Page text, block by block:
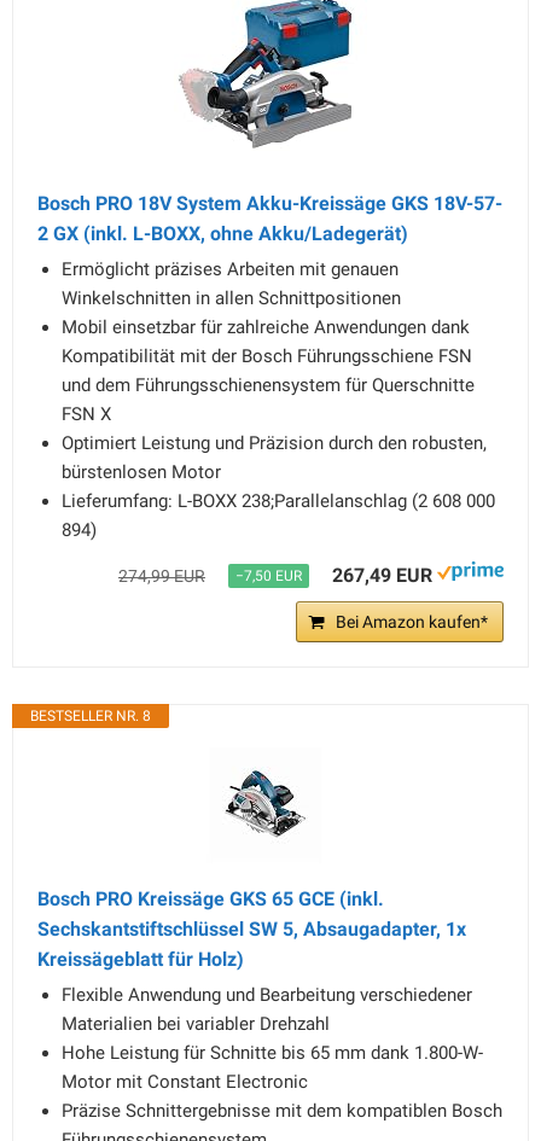
Bosch PRO 18V System Akku-Kreissäge GKS 18V-57-
2 GX (inkl. L-BOXX, ohne Akku/Ladegerät)
Ermöglicht präzises Arbeiten mit genauen
Winkelschnitten in allen Schnittpositionen
Mobil einsetzbar für zahlreiche Anwendungen dank
Kompatibilität mit der Bosch Führungsschiene FSN
und dem Führungsschienensystem für Querschnitte
FSN X
Optimiert Leistung und Präzision durch den robusten,
bürstenlosen Motor
Lieferumfang: L-BOXX 238;Parallelanschlag (2 608 000
894)
274,99 EUR −7,50 EUR 267,49 EUR
Bei Amazon kaufen*
BESTSELLER NR. 8
Bosch PRO Kreissäge GKS 65 GCE (inkl.
Sechskantstiftschlüssel SW 5, Absaugadapter, 1x
Kreissägeblatt für Holz)
Flexible Anwendung und Bearbeitung verschiedener
Materialien bei variabler Drehzahl
Hohe Leistung für Schnitte bis 65 mm dank 1.800-W-
Motor mit Constant Electronic
Präzise Schnittergebnisse mit dem kompatiblen Bosch